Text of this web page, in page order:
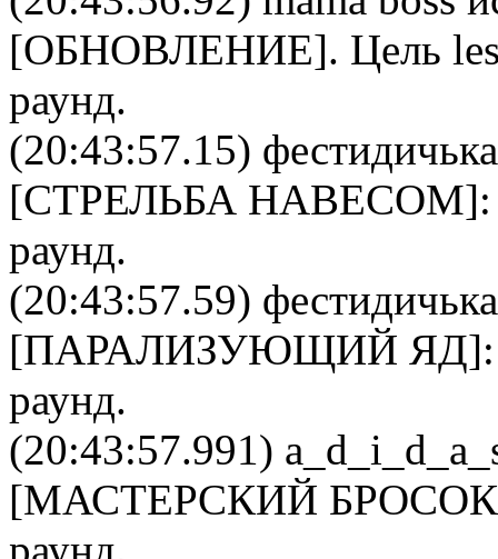
[ОБНОВЛЕНИЕ]. Цель
раунд.
(20:43:57.15) фестидичька
[СТРЕЛЬБА НАВЕСОМ]:
раунд.
(20:43:57.59) фестидичька
[ПАРАЛИЗУЮЩИЙ ЯД
раунд.
(20:43:57.991)
[МАСТЕРСКИЙ БРОСОК
раунд.